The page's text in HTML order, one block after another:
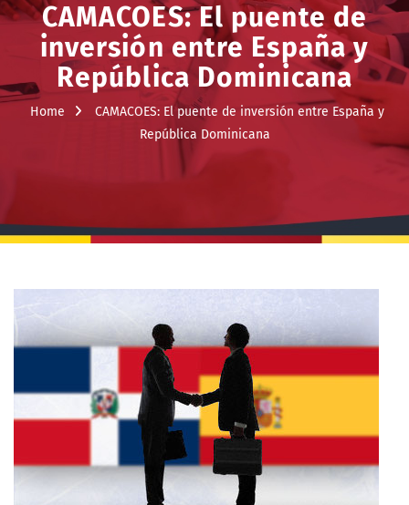
CAMACOES: El puente de
inversión entre España y
República Dominicana
Home
CAMACOES: El puente de inversión entre España y
República Dominicana